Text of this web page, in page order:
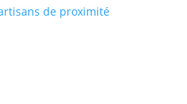
de proximité